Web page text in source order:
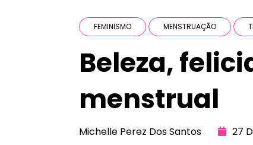
FEMINISMO MENSTRUAÇÃO
Beleza,
menstrual
Michelle Perez Dos Santos 27